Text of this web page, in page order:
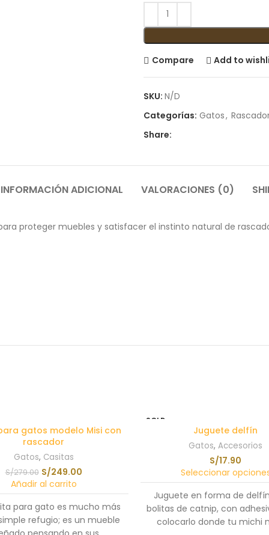
Compare Add to
SKU: N/D
Categorías: Gatos,
Share:
INFORMACIÓN ADICIONAL VALORACIONES (0)
proteger muebles y satisfacer el instinto natural de
gatos modelo Misi con
rascador
Gatos, Casitas
S/279.00 S/249.00
Añadir al carrito
para gato es mucho más
refugio; es un mueble
SOLD
Juguete delfín
Gatos, Accesorios
S/17.90
Seleccionar
Juguete en forma de
bolitas de catnip, con
colocarlo donde tu michi